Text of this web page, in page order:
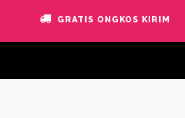
GRATIS ONGKOS KIRIM